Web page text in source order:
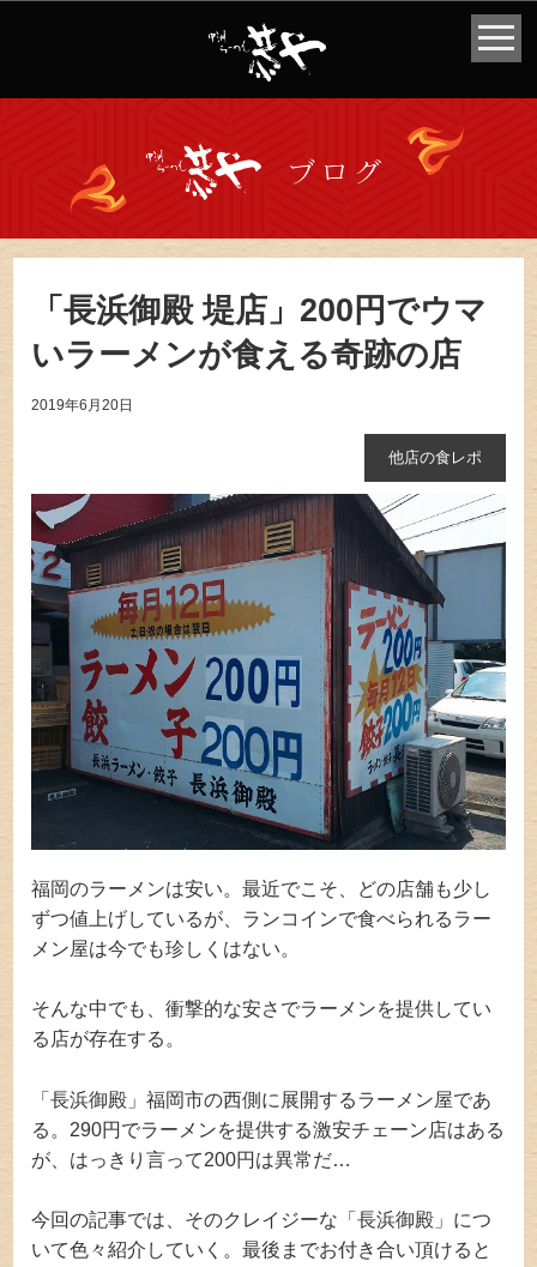
「長浜御殿 堤店」200円でウマ
いラーメンが食える奇跡の店
2019年6月20日
他店の食レポ
福岡のラーメンは安い。最近でこそ、どの店舗も少し
ずつ値上げしているが、ランコインで食べられるラー
メン屋は今でも珍しくはない。
そんな中でも、衝撃的な安さでラーメンを提供してい
る店が存在する。
「長浜御殿」福岡市の西側に展開するラーメン屋であ
る。290円でラーメンを提供する激安チェーン店はある
が、はっきり言って200円は異常だ…
今回の記事では、そのクレイジーな「長浜御殿」につ
いて色々紹介していく。最後までお付き合い頂けると